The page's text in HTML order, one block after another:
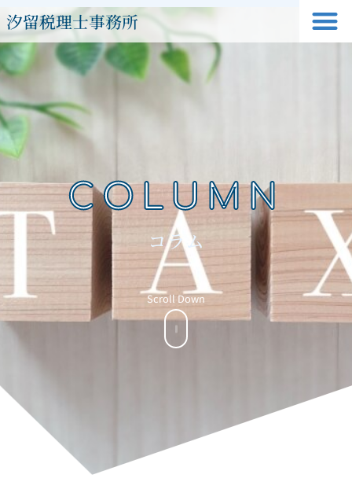
汐留税理士事務所
COLUMN
コラム
Scroll Down